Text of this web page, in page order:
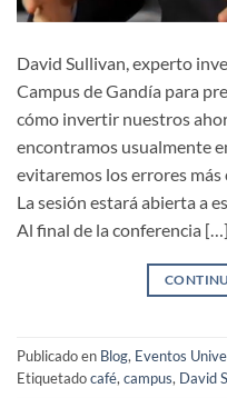
David Sullivan, experto
Campus de Gandía para
cómo invertir nuestros
encontramos usualmente
evitaremos los errores
La sesión estará abierta a
Al final de la conferencia […]
Publicado en Blog, Eventos
Etiquetadocafé,campus, David